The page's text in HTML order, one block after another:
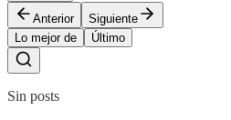
Anterior
Siguiente
Lo mejor de
Último
Sin posts